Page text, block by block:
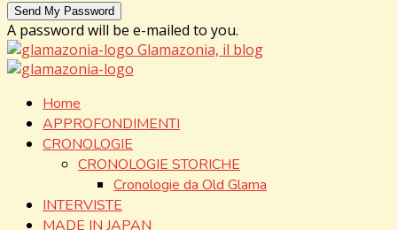
A password will be e-mailed to you.
Glamazonia, il blog
Home
APPROFONDIMENTI
CRONOLOGIE
CRONOLOGIE STORICHE
Cronologie da Old Glama
INTERVISTE
MADE IN JAPAN